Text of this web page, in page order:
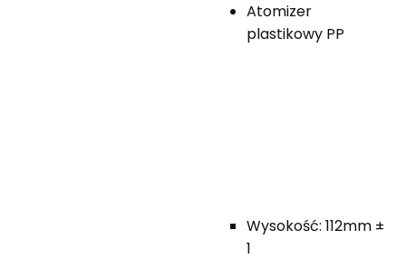
Atomizer
plastikowy PP
Wysokość: 112mm ±
1